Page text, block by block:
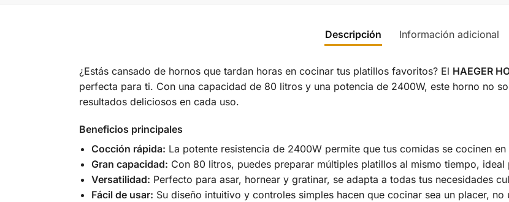
Descripción Información adicional
¿Estás cansado de hornos que tardan horas en cocinar tus platillos favoritos? El HAEGER
perfecta para ti. Con una capacidad de 80 litros y una potencia de 2400W, este horno no
resultados deliciosos en cada uso.
Beneficios principales
Cocción rápida: La potente resistencia de 2400W permite que tus comidas se cocinen
Gran capacidad: Con 80 litros, puedes preparar múltiples platillos al mismo tiempo, ideal
Versatilidad: Perfecto para asar, hornear y gratinar, se adapta a todas tus necesidades
Fácil de usar: Su diseño intuitivo y controles simples hacen que cocinar sea un placer, no